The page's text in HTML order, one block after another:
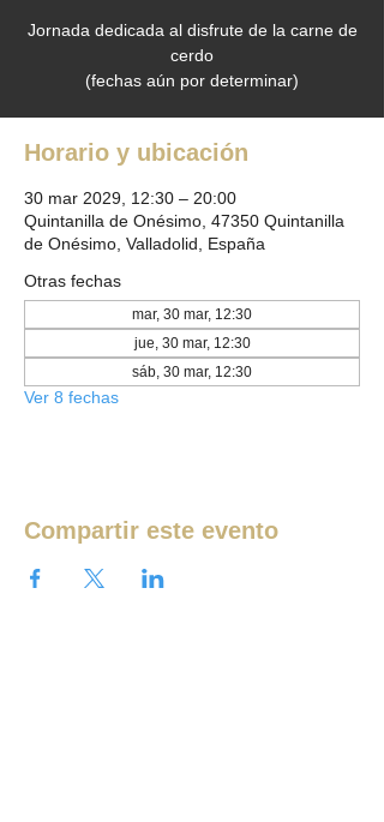
Jornada dedicada al disfrute de la carne de
cerdo
(fechas aún por determinar)
Horario y ubicación
30 mar 2029, 12:30 – 20:00
Quintanilla de Onésimo, 47350 Quintanilla
de Onésimo, Valladolid, España
Otras fechas
mar, 30 mar, 12:30
jue, 30 mar, 12:30
sáb, 30 mar, 12:30
Ver 8 fechas
Compartir este evento